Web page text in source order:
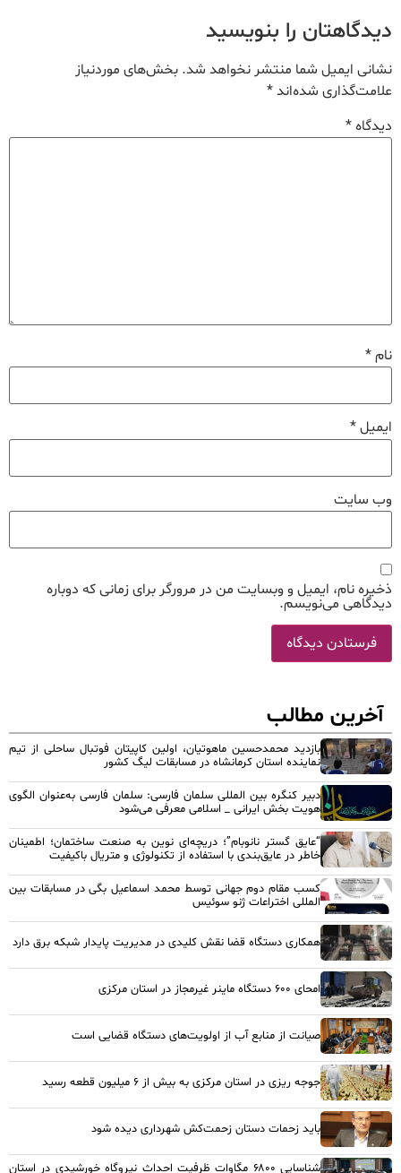
دیدگاهتان را بنویسید
نشانی ایمیل شما منتشر نخواهد شد. بخش‌های موردنیاز
علامت‌گذاری شده‌اند*
دیدگاه*
نام*
ایمیل*
وب‌ سایت
ذخیره نام، ایمیل و وبسایت من در مرورگر برای زمانی که دوباره
دیدگاهی می‌نویسم.
آخرین مطالب
بازدید محمدحسین ماهوتیان، اولین کاپیتان فوتبال ساحلی از تیم
نماینده استان کرمانشاه در مسابقات لیگ کشور
دبیر کنگره بین المللی سلمان فارسی: سلمان فارسی به‌عنوان الگوی
هویت بخش ایرانی _ اسلامی معرفی می‌شود
“عایق گستر نانوبام”؛ دریچه‌ای نوین به صنعت ساختمان؛ اطمینان
خاطر در عایق‌بندی با استفاده از تکنولوژی و متریال باکیفیت
کسب مقام دوم جهانی توسط محمد اسماعیل بگی در مسابقات بین
المللی اختراعات ژنو سوئیس
همکاری دستگاه قضا نقش کلیدی در مدیریت پایدار شبکه برق دارد
امحای ۶۰۰ دستگاه ماینر غیرمجاز در استان مرکزی
صیانت از منابع آب از اولویت‌های دستگاه قضایی است
جوجه ریزی در استان مرکزی به بیش از ۶ میلیون قطعه رسید
باید زحمات دستان زحمت‌کش شهرداری دیده شود
شناسایی ۶۸۰۰ مگاوات ظرفیت احداث نیروگاه خورشیدی در استان